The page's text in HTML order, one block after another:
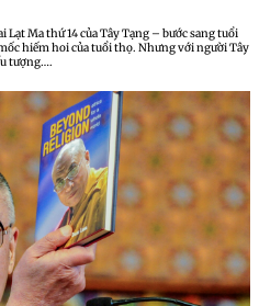
Ma thứ 14 của Tây Tạng – bước sang tuổi
hiếm hoi của tuổi thọ. Nhưng với người Tây
tượng….